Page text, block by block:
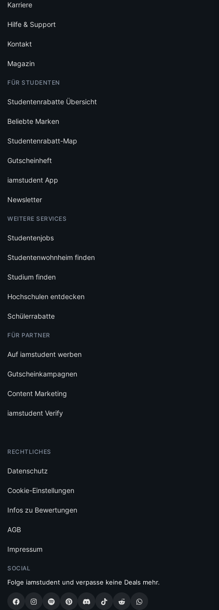
Karriere
Hilfe & Support
Kontakt
Magazin
FÜR STUDENTEN
Studentenrabatte Übersicht
Beliebte Marken
Studentenrabatt-Map
Gutscheinheft
iamstudent App
Newsletter
WEITERE SERVICES
Studentenjobs
Studentenwohnheim finden
Studium finden
Hochschulen entdecken
Schülerrabatte
FÜR PARTNER
Auf iamstudent werben
Gutscheinkampagnen
Content Marketing
iamstudent Verify
RECHTLICHES
Datenschutz
Cookie-Einstellungen
Infos zu Bewertungen
AGB
Impressum
SOCIAL
Folge iamstudent und verpasse keine Deals mehr.